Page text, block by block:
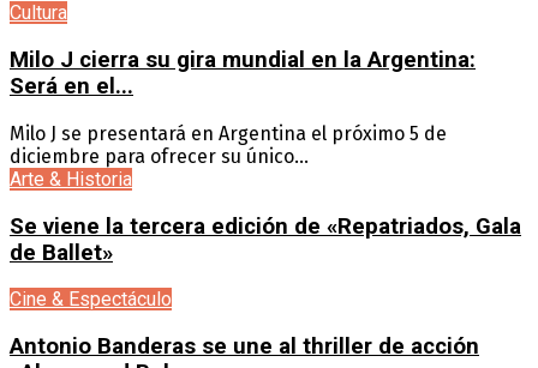
Cultura
Milo J cierra su gira mundial en la Argentina:
Será en el...
Milo J se presentará en Argentina el próximo 5 de
diciembre para ofrecer su único...
Arte & Historia
Se viene la tercera edición de «Repatriados, Gala
de Ballet»
Cine & Espectáculo
Antonio Banderas se une al thriller de acción